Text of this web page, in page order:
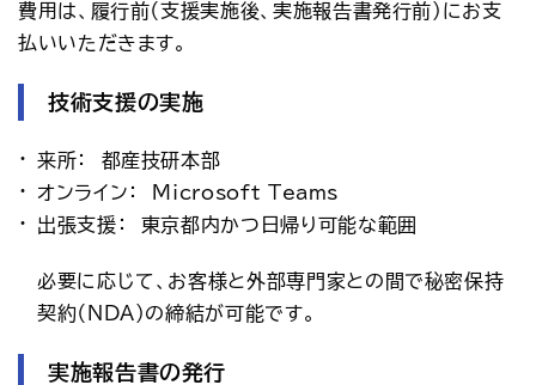
費用は、履行前（支援実施後、実施報告書発行前）にお支
払いいただきます。
技術支援の実施
来所： 都産技研本部
オンライン： Microsoft Teams
出張支援：　東京都内かつ日帰り可能な範囲
必要に応じて、お客様と外部専門家との間で秘密保持
契約（NDA）の締結が可能です。
実施報告書の発行